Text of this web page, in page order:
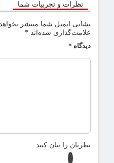
نظرات و تجربیات شما
نشانی ایمیل شما منتشر
علامت‌گذاری شده‌اند *
دیدگاه *
نظرتان را بیان کنید